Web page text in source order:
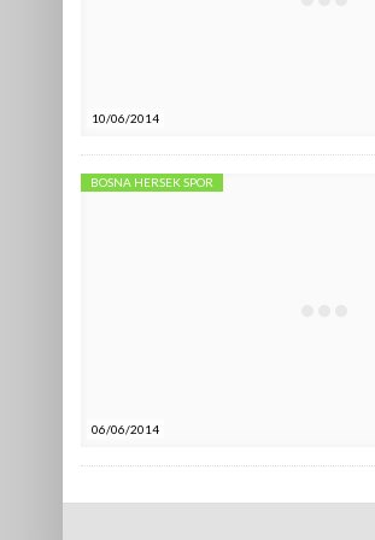
10/06/2014
06/06/2014
BOSNA HERSEK SPOR